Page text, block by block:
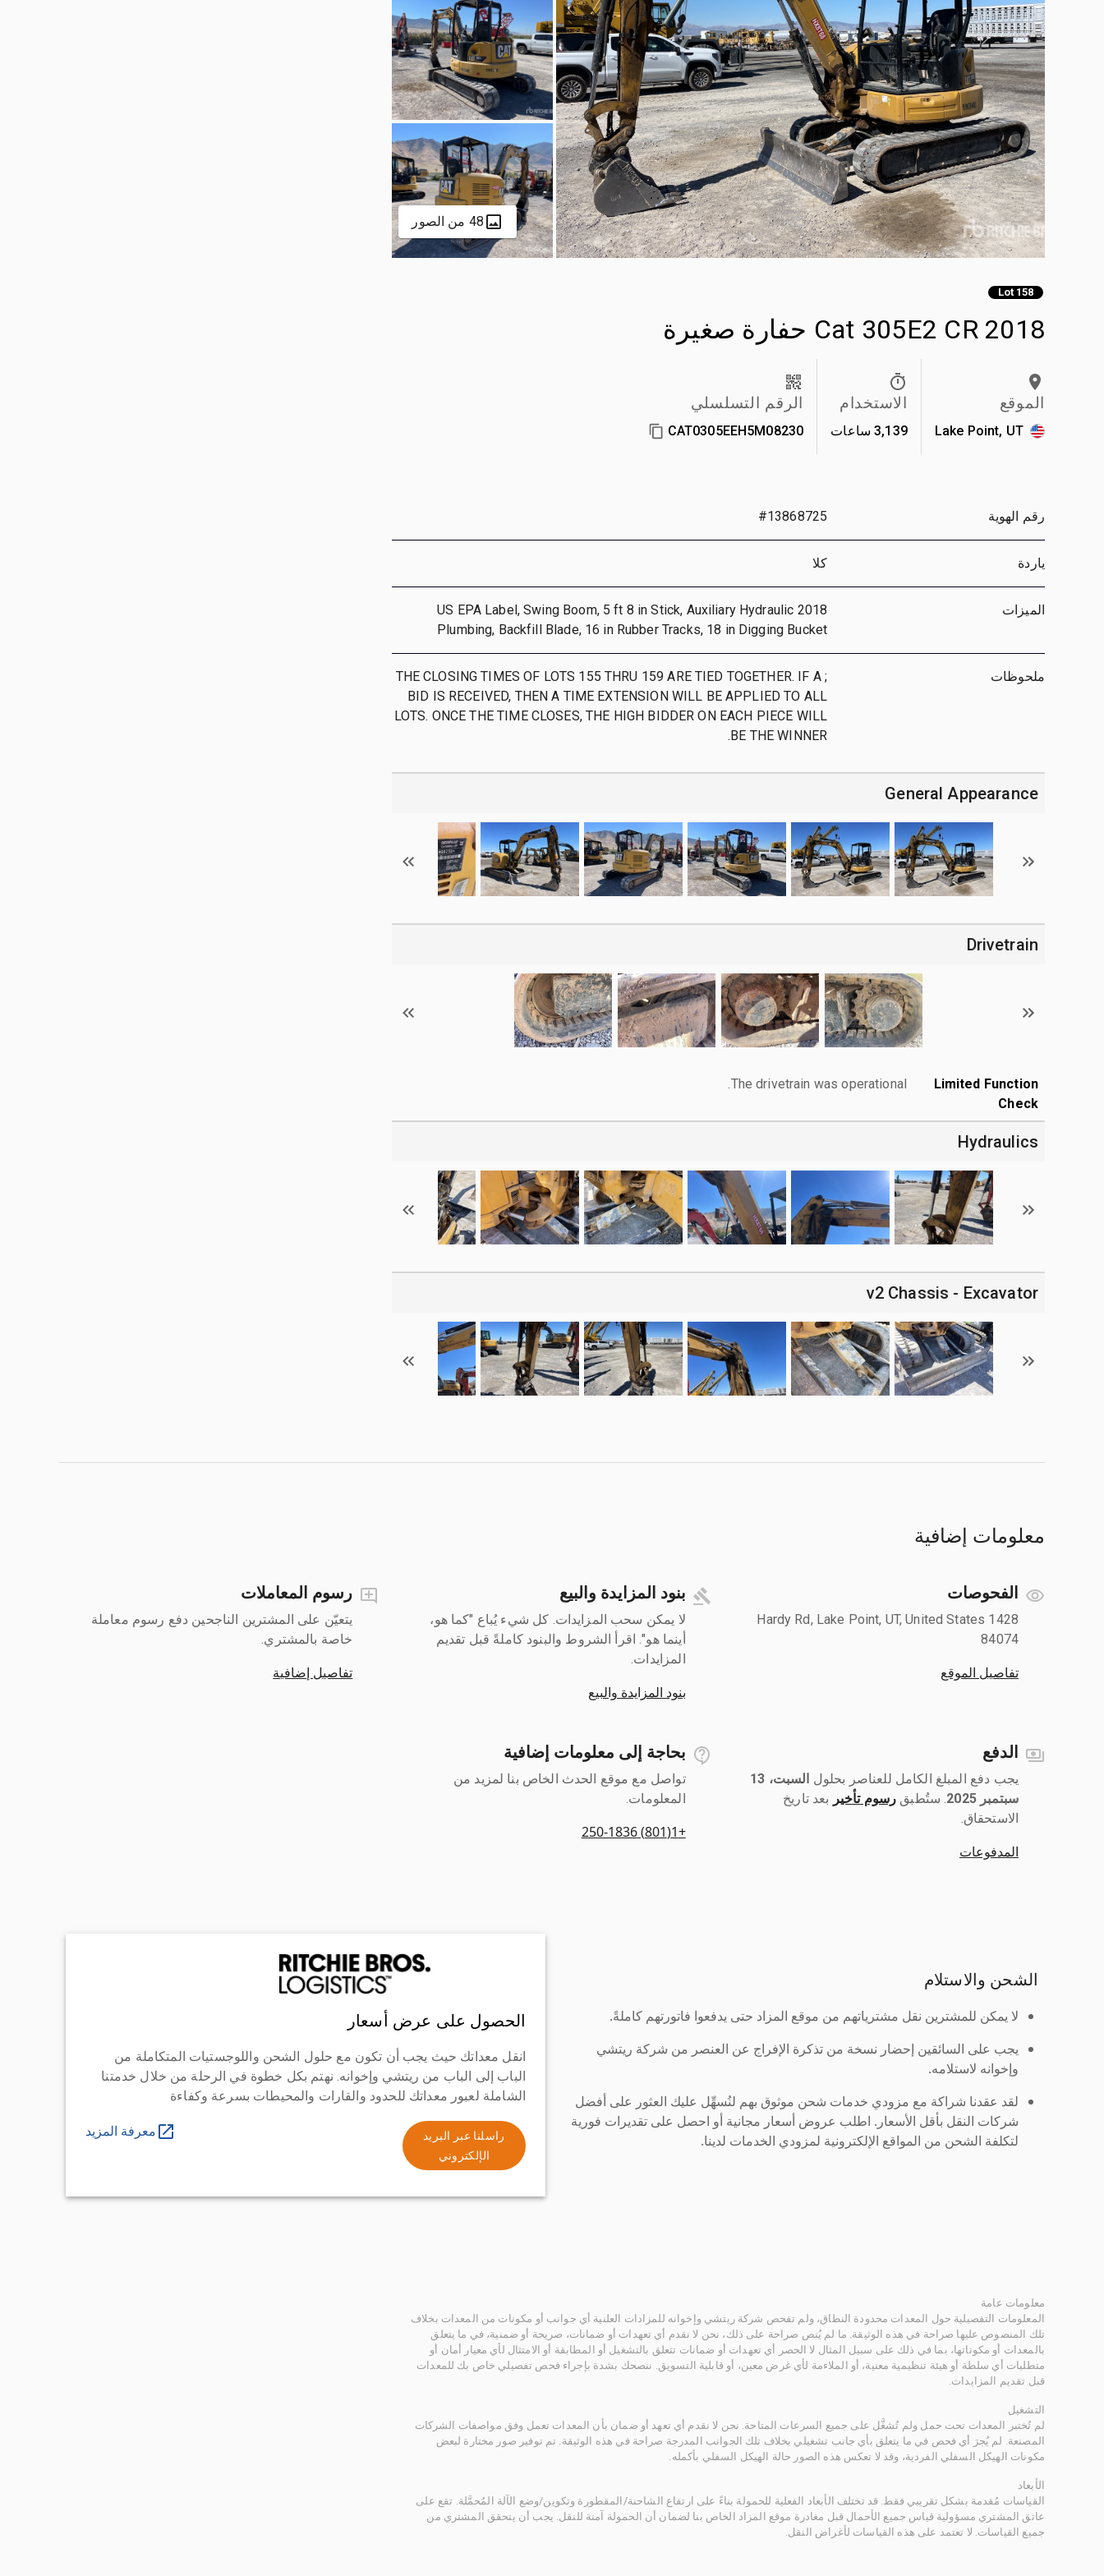
48 من الصور
Lot 158
2018 Cat 305E2 CR حفارة صغيرة
الموقع
Lake Point, UT
الاستخدام
3,139 ساعات
الرقم التسلسلي
CAT0305EEH5M08230
رقم الهوية #13868725
ياردة كلا
الميزات
2018 US EPA Label, Swing Boom, 5 ft 8 in Stick, Auxiliary Hydraulic
Plumbing, Backfill Blade, 16 in Rubber Tracks, 18 in Digging Bucket
ملحوظات
; THE CLOSING TIMES OF LOTS 155 THRU 159 ARE TIED TOGETHER. IF A
BID IS RECEIVED, THEN A TIME EXTENSION WILL BE APPLIED TO ALL
LOTS. ONCE THE TIME CLOSES, THE HIGH BIDDER ON EACH PIECE WILL
BE THE WINNER.
General Appearance
Drivetrain
Limited Function
Check
The drivetrain was operational.
Hydraulics
v2 Chassis - Excavator
معلومات إضافية
الفحوصات
1428 Hardy Rd, Lake Point, UT, United States
84074
تفاصيل الموقع
بنود المزايدة والبيع
لا يمكن سحب المزايدات. كل شيء يُباع "كما هو،
أينما هو". اقرأ الشروط والبنود كاملةً قبل تقديم
المزايدات.
بنود المزايدة والبيع
رسوم المعاملات
يتعيّن على المشترين الناجحين دفع رسوم معاملة
خاصة بالمشتري.
تفاصيل إضافية
الدفع
يجب دفع المبلغ الكامل للعناصر بحلول ‎
السبت، 13
سبتمبر 2025
‎. ستُطبق رسوم تأخير بعد تاريخ
الاستحقاق.
المدفوعات
بحاجة إلى معلومات إضافية
تواصل مع موقع الحدث الخاص بنا لمزيد من
المعلومات.
+1(801) 250-1836
الشحن والاستلام
لا يمكن للمشترين نقل مشترياتهم من موقع المزاد حتى يدفعوا فاتورتهم كاملةً.
يجب على السائقين إحضار نسخة من تذكرة الإفراج عن العنصر من شركة ريتشي
وإخوانه لاستلامه.
لقد عقدنا شراكة مع مزودي خدمات شحن موثوق بهم لنُسهِّل عليك العثور على أفضل
شركات النقل بأقل الأسعار. اطلب عروض أسعار مجانية أو احصل على تقديرات فورية
لتكلفة الشحن من المواقع الإلكترونية لمزودي الخدمات لدينا.
الحصول على عرض أسعار
انقل معداتك حيث يجب أن تكون مع حلول الشحن واللوجستيات المتكاملة من
الباب إلى الباب من ريتشي وإخوانه. نهتم بكل خطوة في الرحلة من خلال خدمتنا
الشاملة لعبور معداتك للحدود والقارات والمحيطات بسرعة وكفاءة
راسلنا عبر البريد
الإلكتروني
معرفة المزيد
معلومات عامة
المعلومات التفصيلية حول المعدات محدودة النطاق، ولم تفحص شركة ريتشي وإخوانه للمزادات العلنية أي جوانب أو مكونات من المعدات بخلاف
تلك المنصوص عليها صراحة في هذه الوثيقة. ما لم يُنص صراحة على ذلك، نحن لا نقدم أي تعهدات أو ضمانات، صريحة أو ضمنية، في ما يتعلق
بالمعدات أو مكوناتها، بما في ذلك على سبيل المثال لا الحصر أي تعهدات أو ضمانات تتعلق بالتشغيل أو المطابقة أو الامتثال لأي معيار أمان أو
متطلبات أي سلطة أو هيئة تنظيمية معنية، أو الملاءمة لأي غرض معين، أو قابلية التسويق. ننصحك بشدة بإجراء فحص تفصيلي خاص بك للمعدات
قبل تقديم المزايدات.
التشغيل
لم تُختبر المعدات تحت حمل ولم تُشغَّل على جميع السرعات المتاحة. نحن لا نقدم أي تعهد أو ضمان بأن المعدات تعمل وفق مواصفات الشركات
المصنعة. لم يُجرَ أي فحص في ما يتعلق بأي جانب تشغيلي بخلاف تلك الجوانب المدرجة صراحة في هذه الوثيقة. تم توفير صور مختارة لبعض
مكونات الهيكل السفلي الفردية، وقد لا تعكس هذه الصور حالة الهيكل السفلي بأكمله.
الأبعاد
القياسات مُقدمة بشكل تقريبي فقط. قد تختلف الأبعاد الفعلية للحمولة بناءً على ارتفاع الشاحنة/المقطورة وتكوين/وضع الآلة المُحمَّلة. تقع على
عاتق المشتري مسؤولية قياس جميع الأحمال قبل مغادرة موقع المزاد الخاص بنا لضمان أن الحمولة آمنة للنقل. يجب أن يتحقق المشتري من
جميع القياسات. لا تعتمد على هذه القياسات لأغراض النقل.